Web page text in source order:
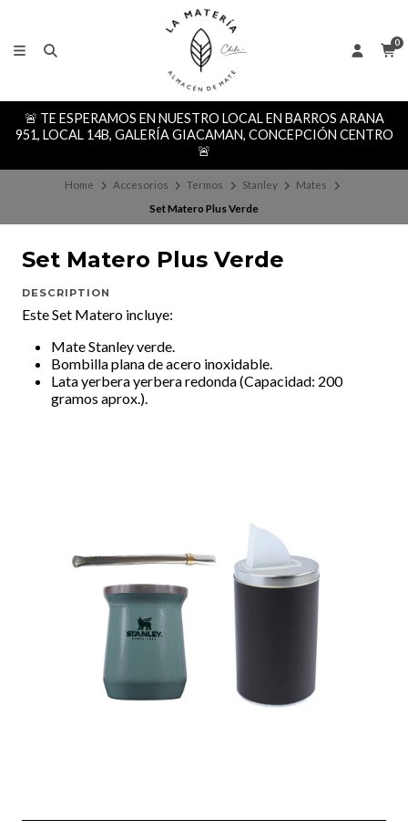
0
🚨 TE ESPERAMOS EN NUESTRO LOCAL EN BARROS ARANA
951, LOCAL 14B, GALERÍA GIACAMAN, CONCEPCIÓN CENTRO
🚨
Home Accesorios Termos Stanley
Mates
Set Matero Plus Verde
Set Matero Plus Verde
DESCRIPTION
Este Set Matero incluye:
Mate Stanley verde.
Bombilla plana de acero inoxidable.
Lata yerbera yerbera redonda (Capacidad: 200
gramos aprox.).